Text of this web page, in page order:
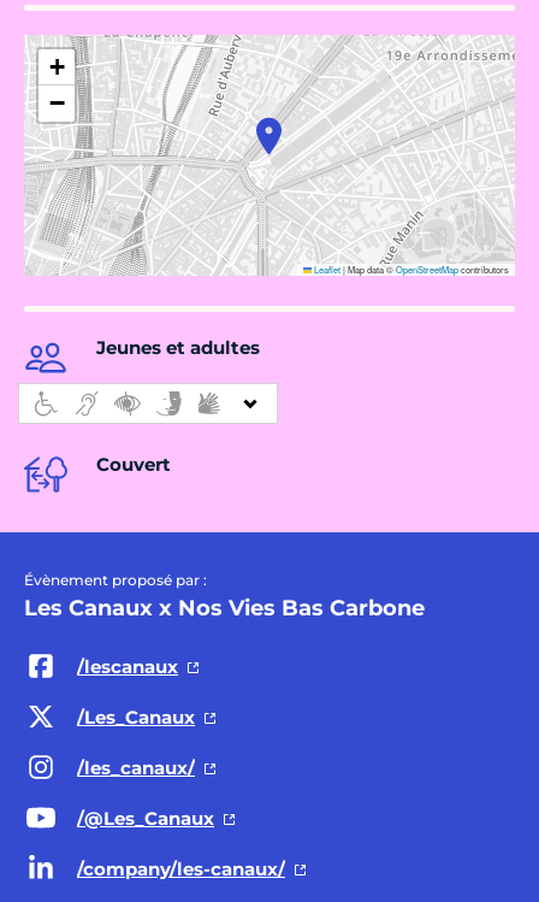
+
−
Leaflet|Map data ©OpenStreetMapcontributors
Jeunes et adultes
Couvert
Évènement proposé par :
Les Canaux x Nos Vies Bas Carbone
/lescanaux
/Les_Canaux
/les_canaux/
/@Les _Canaux
/company/les-canaux/